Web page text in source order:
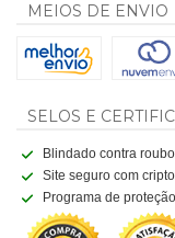
MEIOS DE ENVIO
SELOS E
Blindado contra
Site seguro com
Programa de